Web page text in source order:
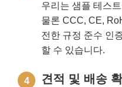
우리는 샘플 테스
물론 CCC, CE,
전한 규정 준수 인
할 수 있습니다.
4 견적 및 배송